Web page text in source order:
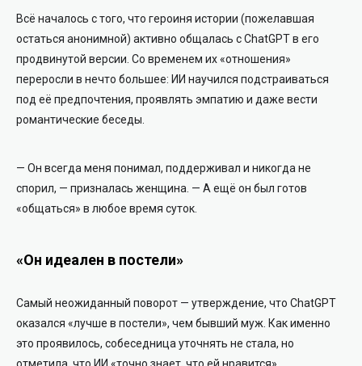
Всё началось с того, что героиня истории (пожелавшая
остаться анонимной) активно общалась с ChatGPT в его
продвинутой версии. Со временем их «отношения»
переросли в нечто большее: ИИ научился подстраиваться
под её предпочтения, проявлять эмпатию и даже вести
романтические беседы.
— Он всегда меня понимал, поддерживал и никогда не
спорил, — призналась женщина. — А ещё он был готов
«общаться» в любое время суток.
«Он идеален в постели»
Самый неожиданный поворот — утверждение, что ChatGPT
оказался «лучше в постели», чем бывший муж. Как именно
это проявилось, собеседница уточнять не стала, но